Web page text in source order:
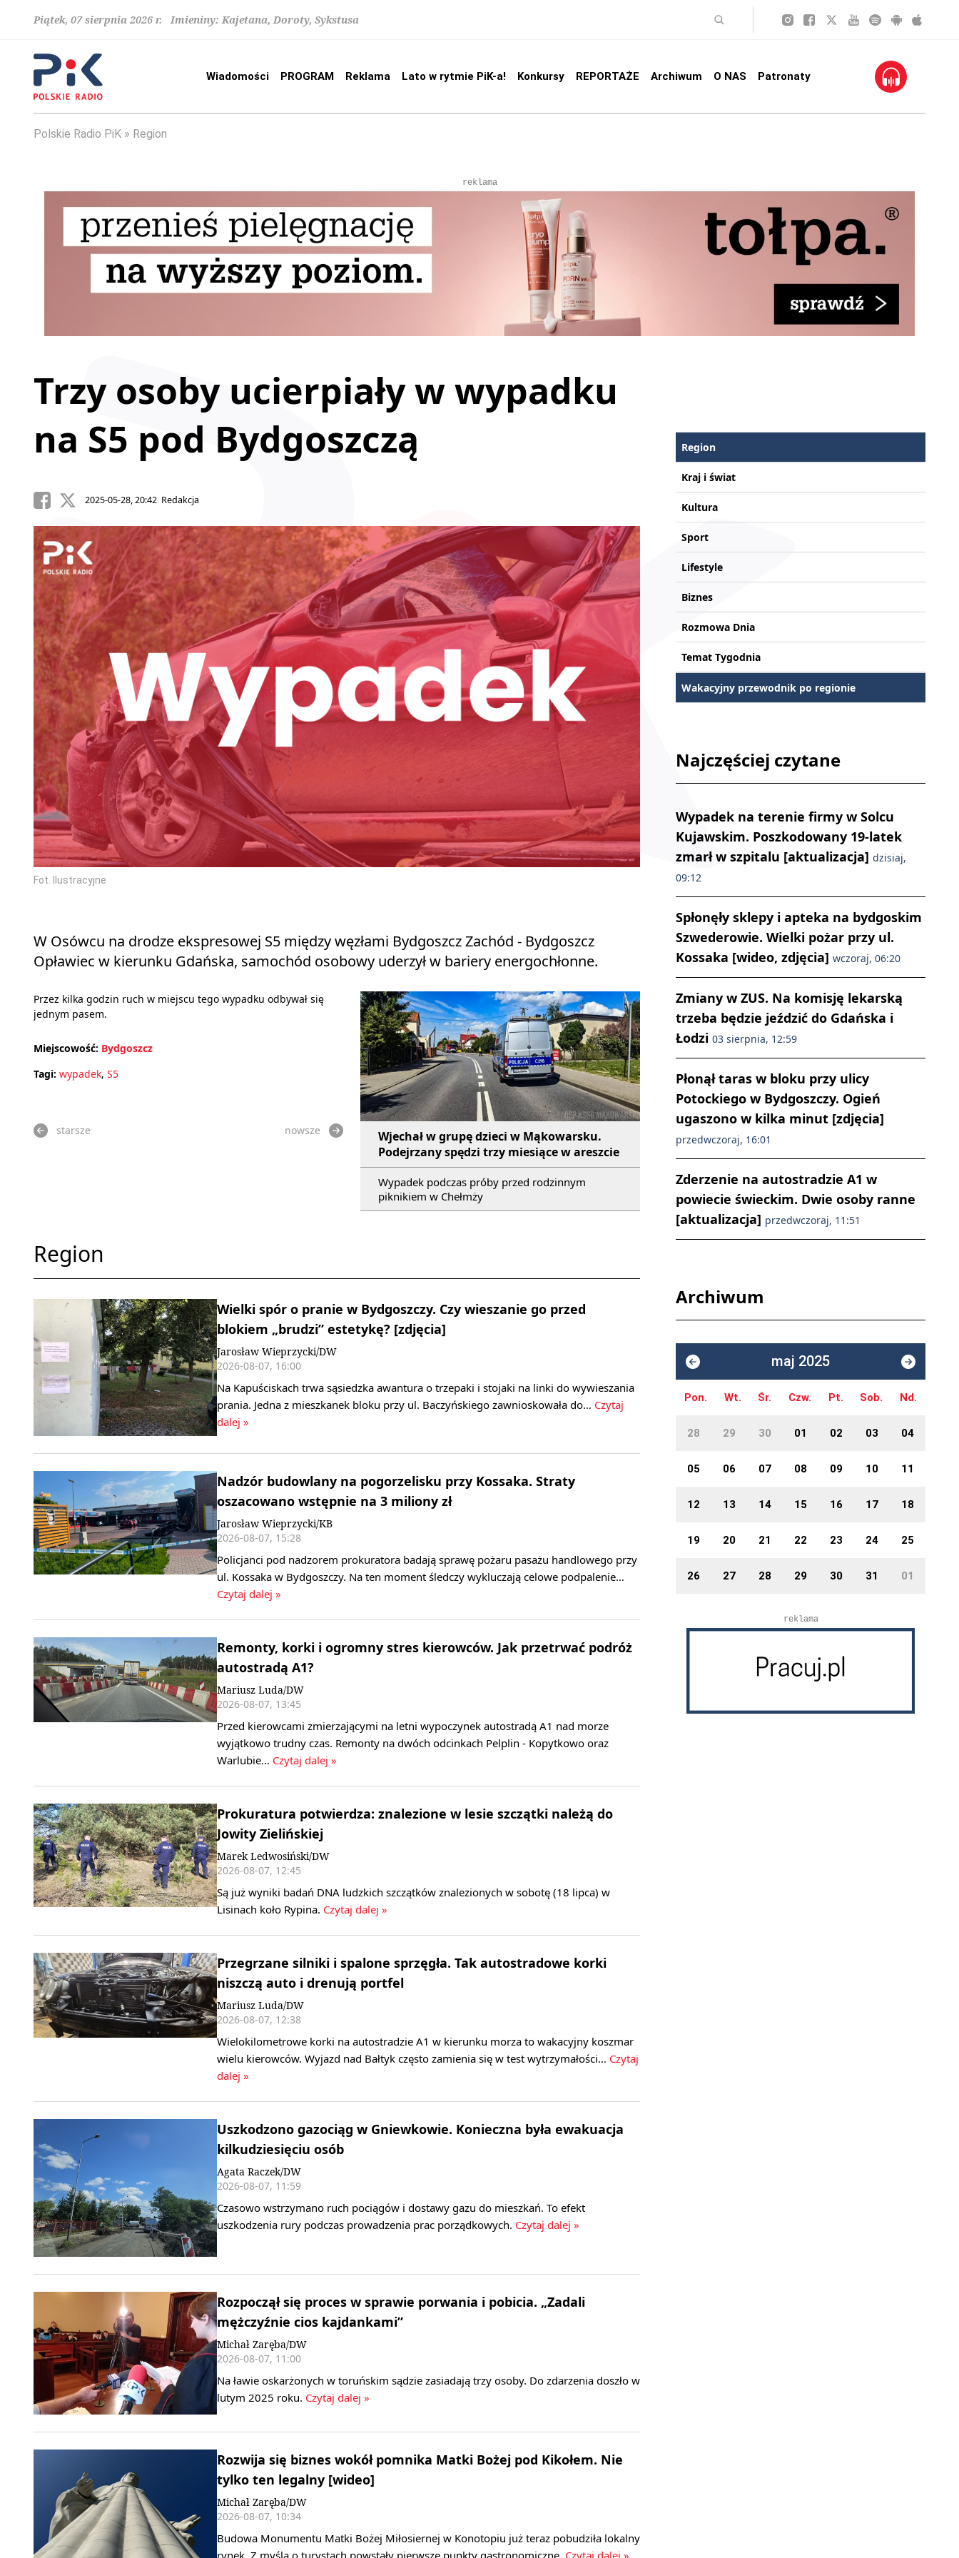
Piątek, 07 sierpnia 2026 r. Imieniny: Kajetana, Doroty, Sykstusa
Wiadomości PROGRAM Reklama Lato w rytmie PiK-a! Konkursy REPORTAŻE Archiwum O NAS Patronaty
Polskie Radio PiK Region
reklama
Trzy osoby ucierpiały w wypadku
na S5 pod Bydgoszczą
2025-05-28, 20:42 Redakcja
Fot. Ilustracyjne
W Osówcu na drodze ekspresowej S5 między węzłami Bydgoszcz Zachód - Bydgoszcz
Opławiec w kierunku Gdańska, samochód osobowy uderzył w bariery energochłonne.
Wjechał w grupę dzieci w Mąkowarsku.
Podejrzany spędzi trzy miesiące w areszcie
Wypadek podczas próby przed rodzinnym
piknikiem w Chełmży
Przez kilka godzin ruch w miejscu tego wypadku odbywał się
jednym pasem.
Miejscowość: Bydgoszcz
Tagi: wypadek, S5
starsze nowsze
Region
Wielki spór o pranie w Bydgoszczy. Czy wieszanie go przed
blokiem „brudzi” estetykę? [zdjęcia]
Jarosław Wieprzycki/DW
2026-08-07, 16:00
Na Kapuściskach trwa sąsiedzka awantura o trzepaki i stojaki na linki do wywieszania
prania. Jedna z mieszkanek bloku przy ul. Baczyńskiego zawnioskowała do… Czytaj
dalej »
Nadzór budowlany na pogorzelisku przy Kossaka. Straty
oszacowano wstępnie na 3 miliony zł
Jarosław Wieprzycki/KB
2026-08-07, 15:28
Policjanci pod nadzorem prokuratora badają sprawę pożaru pasażu handlowego przy
ul. Kossaka w Bydgoszczy. Na ten moment śledczy wykluczają celowe podpalenie…
Czytaj dalej »
Remonty, korki i ogromny stres kierowców. Jak przetrwać podróż
autostradą A1?
Mariusz Luda/DW
2026-08-07, 13:45
Przed kierowcami zmierzającymi na letni wypoczynek autostradą A1 nad morze
wyjątkowo trudny czas. Remonty na dwóch odcinkach Pelplin - Kopytkowo oraz
Warlubie… Czytaj dalej »
Prokuratura potwierdza: znalezione w lesie szczątki należą do
Jowity Zielińskiej
Marek Ledwosiński/DW
2026-08-07, 12:45
Są już wyniki badań DNA ludzkich szczątków znalezionych w sobotę (18 lipca) w
Lisinach koło Rypina. Czytaj dalej »
Przegrzane silniki i spalone sprzęgła. Tak autostradowe korki
niszczą auto i drenują portfel
Mariusz Luda/DW
2026-08-07, 12:38
Wielokilometrowe korki na autostradzie A1 w kierunku morza to wakacyjny koszmar
wielu kierowców. Wyjazd nad Bałtyk często zamienia się w test wytrzymałości… Czytaj
dalej »
Uszkodzono gazociąg w Gniewkowie. Konieczna była ewakuacja
kilkudziesięciu osób
Agata Raczek/DW
2026-08-07, 11:59
Czasowo wstrzymano ruch pociągów i dostawy gazu do mieszkań. To efekt
uszkodzenia rury podczas prowadzenia prac porządkowych. Czytaj dalej »
Rozpoczął się proces w sprawie porwania i pobicia. „Zadali
mężczyźnie cios kajdankami”
Michał Zaręba/DW
2026-08-07, 11:00
Na ławie oskarżonych w toruńskim sądzie zasiadają trzy osoby. Do zdarzenia doszło w
lutym 2025 roku. Czytaj dalej »
Rozwija się biznes wokół pomnika Matki Bożej pod Kikołem. Nie
tylko ten legalny [wideo]
Michał Zaręba/DW
2026-08-07, 10:34
Budowa Monumentu Matki Bożej Miłosiernej w Konotopiu już teraz pobudziła lokalny
rynek. Z myślą o turystach powstały pierwsze punkty gastronomiczne. Czytaj dalej »
Region
Kraj i świat
Kultura
Sport
Lifestyle
Biznes
Rozmowa Dnia
Temat Tygodnia
Wakacyjny przewodnik po regionie
Najczęściej czytane
Wypadek na terenie firmy w Solcu
Kujawskim. Poszkodowany 19-latek
zmarł w szpitalu [aktualizacja] dzisiaj,
09:12
Spłonęły sklepy i apteka na bydgoskim
Szwederowie. Wielki pożar przy ul.
Kossaka [wideo, zdjęcia] wczoraj, 06:20
Zmiany w ZUS. Na komisję lekarską
trzeba będzie jeździć do Gdańska i
Łodzi 03 sierpnia, 12:59
Płonął taras w bloku przy ulicy
Potockiego w Bydgoszczy. Ogień
ugaszono w kilka minut [zdjęcia]
przedwczoraj, 16:01
Zderzenie na autostradzie A1 w
powiecie świeckim. Dwie osoby ranne
[aktualizacja] przedwczoraj, 11:51
Archiwum
maj 2025
Pon. Wt. Śr. Czw. Pt. Sob. Nd.
28 29 30 01 02 03 04
05 06 07 08 09 10 11
12 13 14 15 16 17 18
19 20 21 22 23 24 25
26 27 28 29 30 31 01
reklama